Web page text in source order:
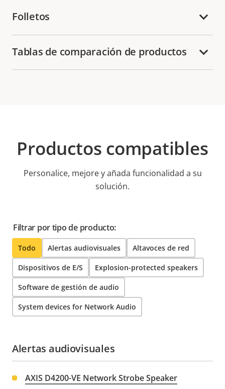
Folletos
Tablas de comparación de productos
Productos compatibles
Personalice, mejore y añada funcionalidad a su
solución.
Filtrar por tipo de producto:
Todo Alertas audiovisuales Altavoces de red
Dispositivos de E/S Explosion-protected speakers
Software de gestión de audio
System devices for Network Audio
Alertas audiovisuales
AXIS D4200-VE Network Strobe Speaker